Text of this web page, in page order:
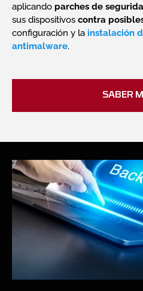
aplicando parches de
sus dispositivos contra
configuración y la instalación
antimalware.
SABER